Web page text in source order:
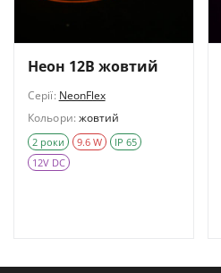
Неон 12В жовтий
Серії: NeonFlex
Кольори: жовтий
2 роки 9.6 W
IP 65
12V DC